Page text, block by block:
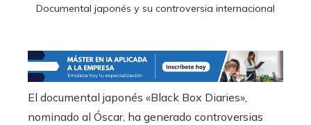
Documental japonés y su controversia internacional
El documental japonés «Black Box Diaries»,
nominado al Óscar, ha generado controversias